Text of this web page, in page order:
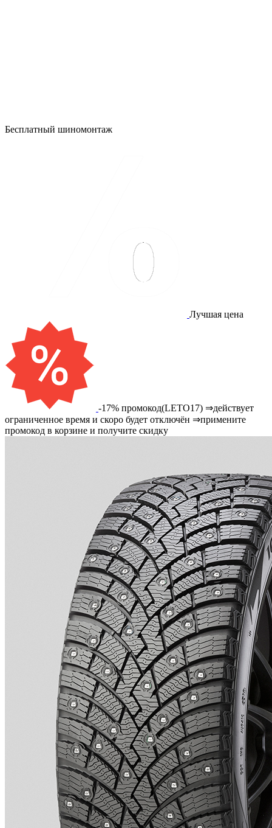
Бесплатный шиномонтаж
Лучшая цена
-17% промокод(LETO17) ⇒действует
ограниченное время и скоро будет отключён ⇒примените
промокод в корзине и получите скидку